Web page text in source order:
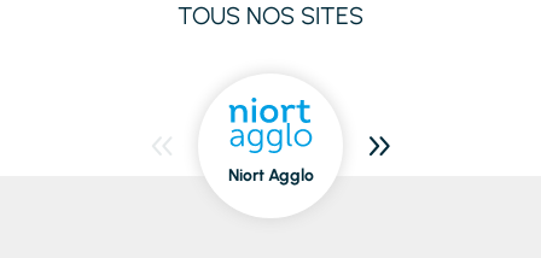
TOUS NOS SITES
Niort Agglo